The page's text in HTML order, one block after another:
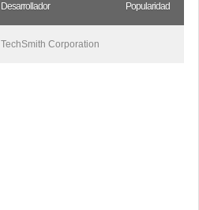
Desarrollador Popularidad
TechSmith Corporation